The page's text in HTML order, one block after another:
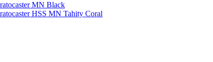
MN Black
HSS MN Tahity Coral